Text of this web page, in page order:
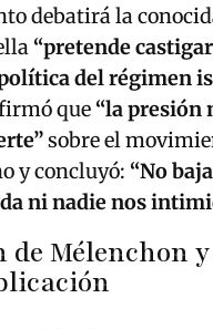
debatirá la
“pretende
del régimen
que “la presión
sobre el
y concluyó: “No
ni nadie nos
de Mélenchon